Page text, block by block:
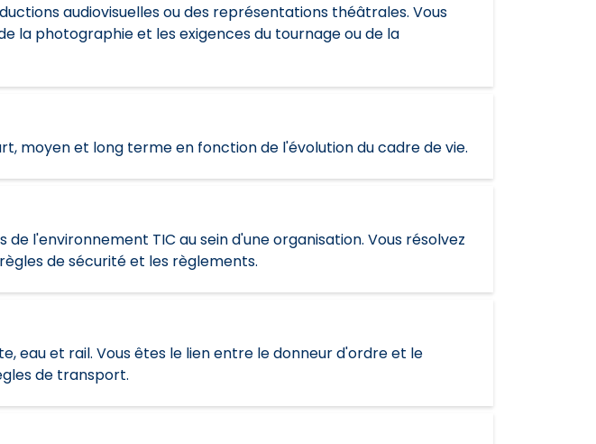
audiovisuelles ou des représentations théâtrales. Vous
la photographie et les exigences du tournage ou de la
moyen et long terme en fonction de l'évolution du cadre de vie.
l'environnement TIC au sein d'une organisation. Vous résolvez
de sécurité et les règlements.
eau et rail. Vous êtes le lien entre le donneur d'ordre et le
de transport.